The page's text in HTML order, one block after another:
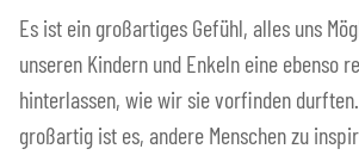
Es ist ein großartiges Gefühl, alles uns
unseren Kindern und Enkeln eine ebenso
hinterlassen, wie wir sie vorfinden
großartig ist es, andere Menschen zu